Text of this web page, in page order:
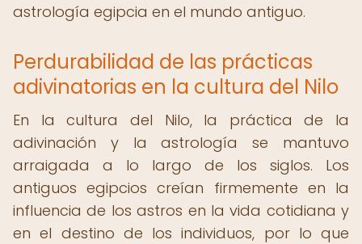
astrología egipcia en el mundo antiguo.
Perdurabilidad de las prácticas
adivinatorias en la cultura del Nilo
En la cultura del Nilo, la práctica de la
adivinación y la astrología se mantuvo
arraigada a lo largo de los siglos. Los
antiguos egipcios creían firmemente en la
influencia de los astros en la vida cotidiana y
en el destino de los individuos, por lo que